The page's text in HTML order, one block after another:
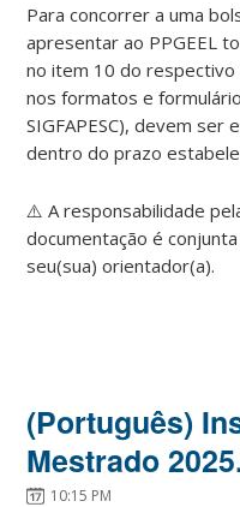
Para concorrer a uma
apresentar ao PPGEEL
no item 10 do
nos formatos e
SIGFAPESC), devem ser
dentro do prazo
⚠️ A responsabilidade
documentação é
seu(sua) orientador(a).
(Português)
Mestrado
10:15 PM